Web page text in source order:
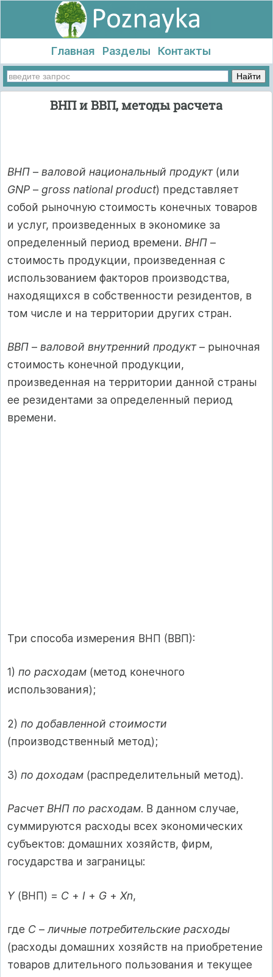
Главная Разделы Контакты
ВНП и ВВП, методы расчета
ВНП – валовой национальный продукт(или
GNP – gross national product) представляет
собой рыночную стоимость конечных товаров
и услуг, произведенных в экономике за
определенный период времени. ВНП –
стоимость продукции, произведенная с
использованием факторов производства,
находящихся в собственности резидентов, в
том числе и на территории других стран.
ВВП – валовой внутренний продукт– рыночная
стоимость конечной продукции,
произведенная на территории данной страны
ее резидентами за определенный период
времени.
Три способа измерения ВНП (ВВП):
1) по расходам (метод конечного
использования);
2) по добавленной стоимости
(производственный метод);
3) по доходам (распределительный метод).
Расчет ВНП по расходам. В данном случае,
суммируются расходы всех экономических
субъектов: домашних хозяйств, фирм,
государства и заграницы:
Y(ВНП) = C + I + G + Xn,
где C – личные потребительские расходы
(расходы домашних хозяйств на приобретение
товаров длительного пользования и текущее